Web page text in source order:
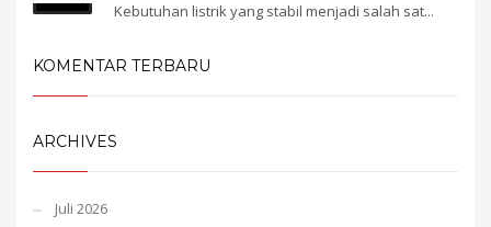
Kebutuhan listrik yang stabil menjadi salah sat...
KOMENTAR TERBARU
ARCHIVES
Juli 2026